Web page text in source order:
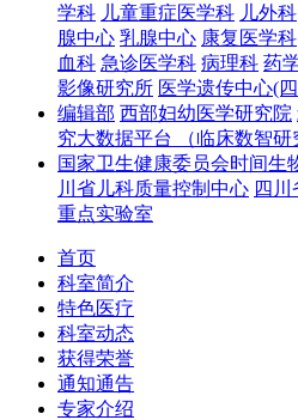
学科 儿童重症医学科 儿外科
腺中心 乳腺中心 康复医学科
血科 急诊医学科 病理科 药
影像研究所 医学遗传中心(
编辑部 西部妇幼医学研究院
究大数据平台 （临床数智研
国家卫生健康委员会时间生
川省儿科质量控制中心 四
重点实验室
首页
科室简介
特色医疗
科室动态
获得荣誉
通知通告
专家介绍